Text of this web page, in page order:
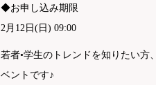
◆お申し込み期限
2月12日(日) 09:00
若者•学生のトレンドを知りたい
ベントです♪